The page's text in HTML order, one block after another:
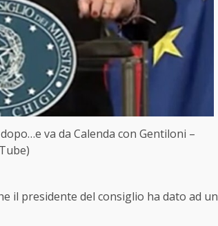
va da Calenda con Gentiloni –
il presidente del consiglio ha dato ad un